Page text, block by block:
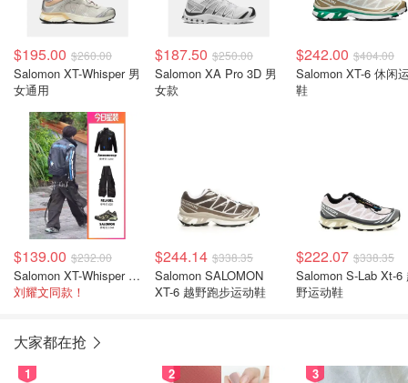
$195.00 $260.00
Salomon XT-Whisper 男
女通用
$187.50 $250.00
Salomon XA Pro 3D 男
女款
$242.00 $404.00
Salomon XT-6 休闲运动
鞋
$139.00 $232.00
Salomon XT-Whisper 运动鞋 蝴蝶配色
刘耀文同款！
$244.14 $338.35
Salomon SALOMON
XT-6 越野跑步运动鞋
$222.07 $338.35
Salomon S-Lab Xt-6
野运动鞋
大家都在抢
1 2 3